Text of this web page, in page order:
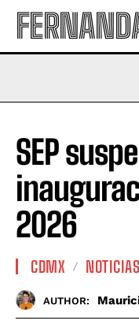
SEP
2026
CDMX NOTICIAS
AUTHOR: